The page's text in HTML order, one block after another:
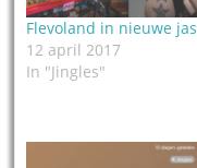
Flevoland in nieuwe jas
12 april 2017
In "Jingles"